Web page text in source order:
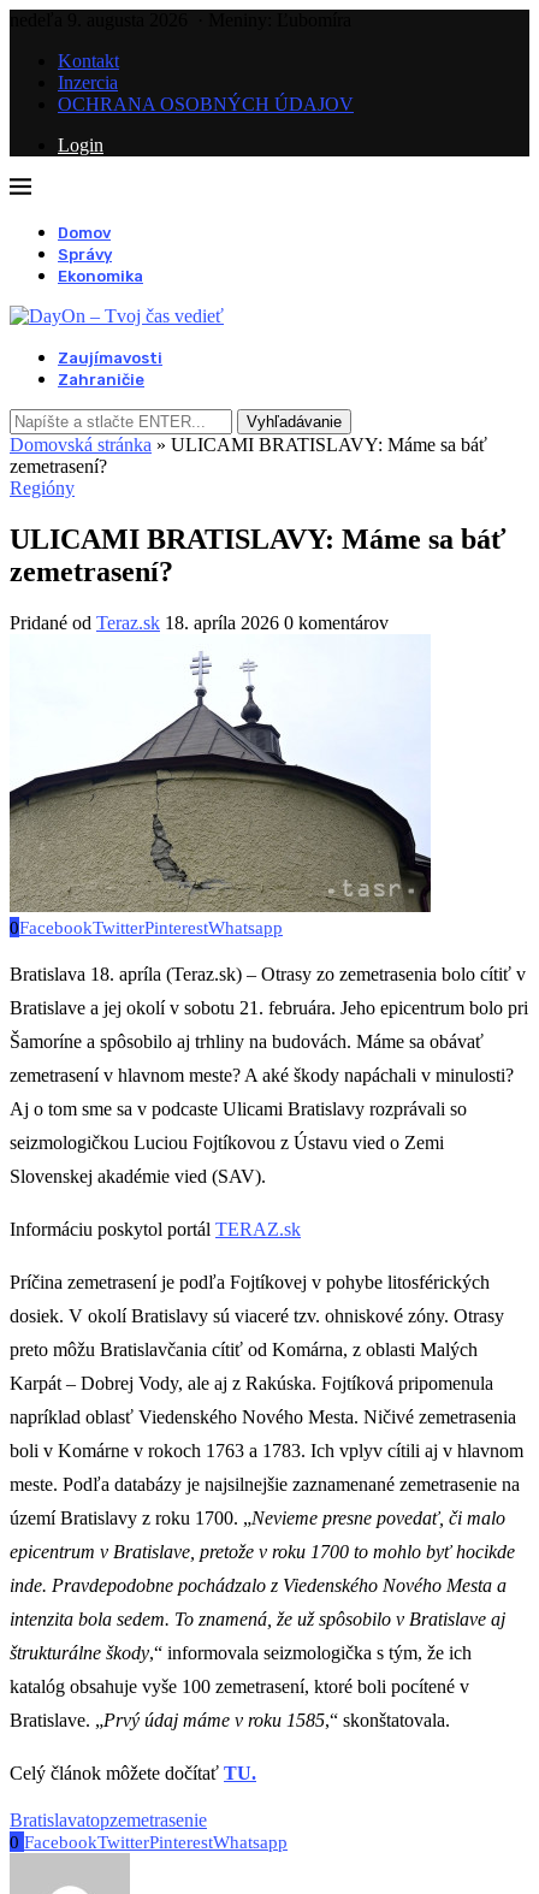
Kontakt
Inzercia
OCHRANA OSOBNÝCH ÚDAJOV
Login
Domov
Správy
Ekonomika
Zaujímavosti
Zahraničie
Vyhľadávanie
Domovská stránka » ULICAMI BRATISLAVY: Máme sa báť
zemetrasení?
Regióny
ULICAMI BRATISLAVY: Máme sa báť
zemetrasení?
Pridané od Teraz.sk 18. apríla 2026 0 komentárov
0FacebookTwitterPinterestWhatsapp
Bratislava 18. apríla (Teraz.sk) – Otrasy zo zemetrasenia bolo cítiť v
Bratislave a jej okolí v sobotu 21. februára. Jeho epicentrum bolo pri
Šamoríne a spôsobilo aj trhliny na budovách. Máme sa obávať
zemetrasení v hlavnom meste? A aké škody napáchali v minulosti?
Aj o tom sme sa v podcaste Ulicami Bratislavy rozprávali so
seizmologičkou Luciou Fojtíkovou z Ústavu vied o Zemi
Slovenskej akadémie vied (SAV).
Informáciu poskytol portál TERAZ.sk
Príčina zemetrasení je podľa Fojtíkovej v pohybe litosférických
dosiek. V okolí Bratislavy sú viaceré tzv. ohniskové zóny. Otrasy
preto môžu Bratislavčania cítiť od Komárna, z oblasti Malých
Karpát – Dobrej Vody, ale aj z Rakúska. Fojtíková pripomenula
napríklad oblasť Viedenského Nového Mesta. Ničivé zemetrasenia
boli v Komárne v rokoch 1763 a 1783. Ich vplyv cítili aj v hlavnom
meste. Podľa databázy je najsilnejšie zaznamenané zemetrasenie na
území Bratislavy z roku 1700. „Nevieme presne povedať, či malo
epicentrum v Bratislave, pretože v roku 1700 to mohlo byť hocikde
inde. Pravdepodobne pochádzalo z Viedenského Nového Mesta a
intenzita bola sedem. To znamená, že už spôsobilo v Bratislave aj
štrukturálne škody,“ informovala seizmologička s tým, že ich
katalóg obsahuje vyše 100 zemetrasení, ktoré boli pocítené v
Bratislave. „Prvý údaj máme v roku 1585,“ skonštatovala.
Celý článok môžete dočítať TU.
Bratislavatopzemetrasenie
0 FacebookTwitterPinterestWhatsapp